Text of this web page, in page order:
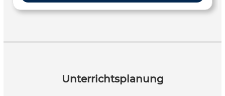
Unterrichtsplanung